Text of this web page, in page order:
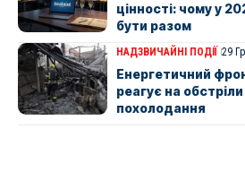
цінності: чому у
бути разом
НАДЗВИЧАЙНІ ПОДІЇ 29
Енергетичний
реагує на обстріли
похолодання